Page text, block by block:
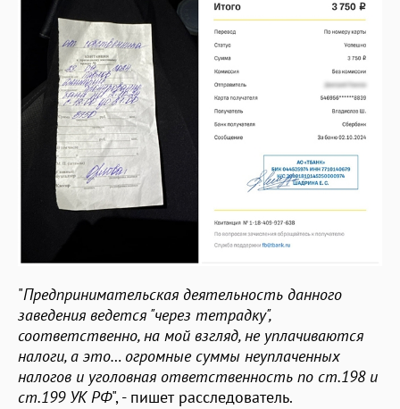
"Предпринимательская деятельность данного
заведения ведется "через тетрадку",
соответственно, на мой взгляд, не уплачиваются
налоги, а это… огромные суммы неуплаченных
налогов и уголовная ответственность по ст.198 и
ст.199 УК РФ", - пишет расследователь.